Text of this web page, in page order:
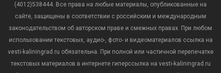
(4012)538444. Все права на любые материалы, опубликованные на
сайте, защищены в соответствии с российским и международным
законодательством об авторском праве и смежных правах. При любом
использовании текстовых, аудио-, фото- и видеоматериалов ссылка на
vesti-kaliningrad.ru обязательна. При полной или частичной перепечатке
текстовых материалов в интернете гиперссылка на vesti-kaliningrad.ru